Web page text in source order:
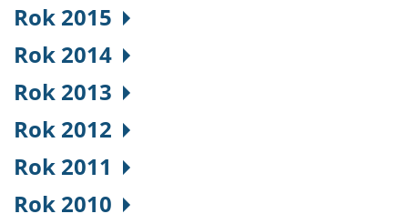
Rok 2015
Rok 2014
Rok 2013
Rok 2012
Rok 2011
Rok 2010